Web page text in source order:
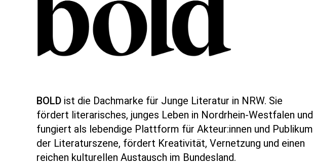
BOLD ist die Dachmarke für Junge Literatur in NRW. Sie
fördert literarisches, junges Leben in Nordrhein-Westfalen und
fungiert als lebendige Plattform für Akteur:innen und Publikum
der Literaturszene, fördert Kreativität, Vernetzung und einen
reichen kulturellen Austausch im Bundesland.